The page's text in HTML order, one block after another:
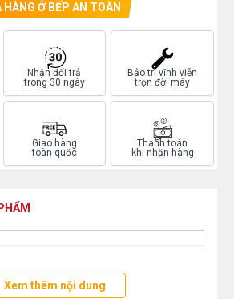
Ở BẾP AN TOÀN
Nhận đổi trả
trong 30 ngày
Bảo trì vĩnh viễn
trọn đời máy
Giao hàng
toàn quốc
Thanh toán
khi nhận hàng
Xem thêm nội dung